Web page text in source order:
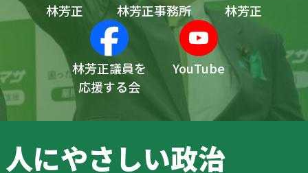
林芳正 林芳正事務所 林芳正
林芳正議員を
応援する会
YouTube
人にやさしい政治